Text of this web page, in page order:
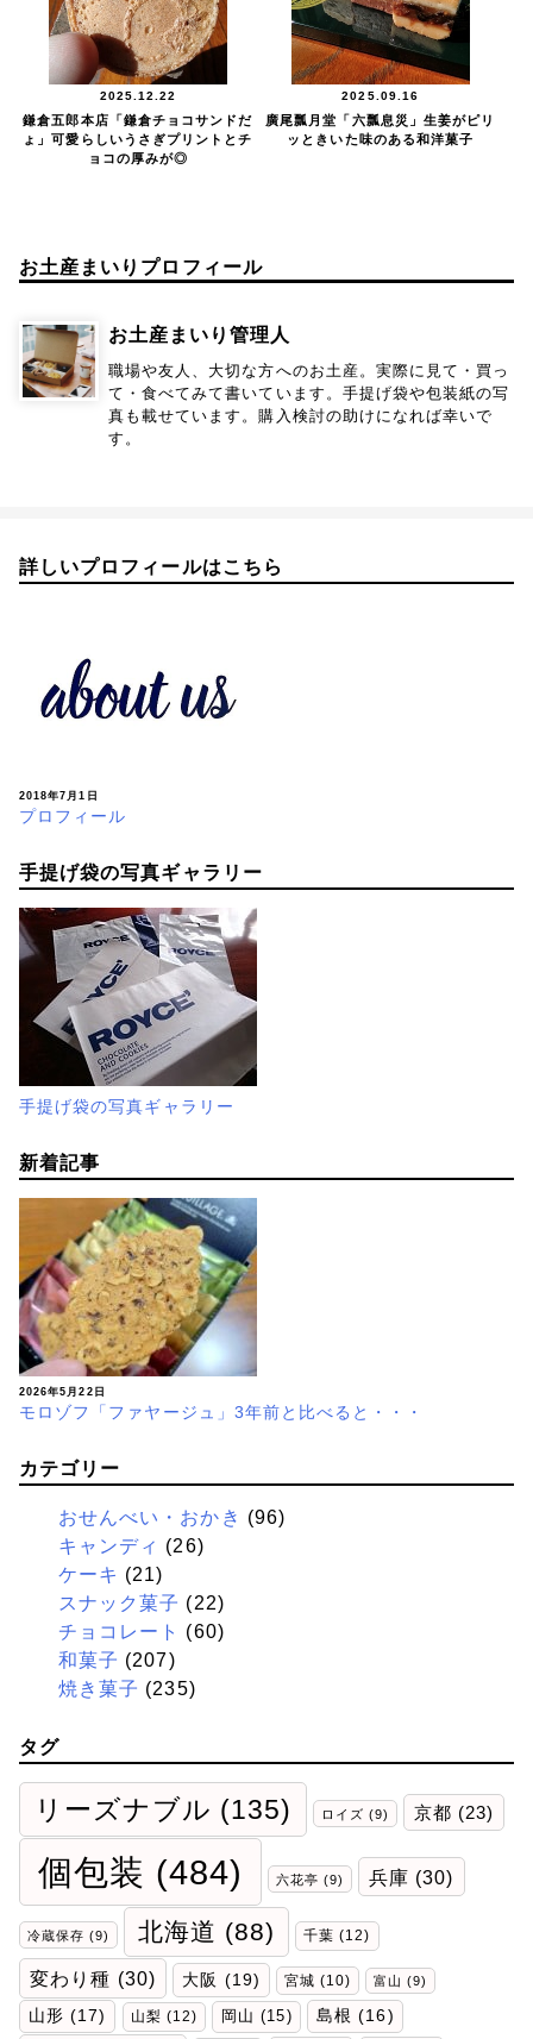
2025.12.22
鎌倉五郎本店「鎌倉チョコサンドだ
ょ」可愛らしいうさぎプリントとチ
ョコの厚みが◎
2025.09.16
廣尾瓢月堂「六瓢息災」生姜がピリ
ッときいた味のある和洋菓子
お土産まいりプロフィール
お土産まいり管理人
職場や友人、大切な方へのお土産。実際に見て・買っ
て・食べてみて書いています。手提げ袋や包装紙の写
真も載せています。購入検討の助けになれば幸いで
す。
詳しいプロフィールはこちら
2018年7月1日
プロフィール
手提げ袋の写真ギャラリー
手提げ袋の写真ギャラリー
新着記事
2026年5月22日
モロゾフ「ファヤージュ」3年前と比べると・・・
カテゴリー
おせんべい・おかき (96)
キャンディ (26)
ケーキ (21)
スナック菓子 (22)
チョコレート
(60)
和菓子 (207)
焼き菓子 (235)
タグ
リーズナブル (135) ロイズ (9) 京都 (23)
個包装 (484) 六花亭 (9) 兵庫 (30)
冷蔵保存 (9) 北海道 (88) 千葉 (12)
変わり種 (30) 大阪 (19) 宮城 (10) 富山 (9)
山形 (17) 山梨 (12) 岡山 (15) 島根 (16)